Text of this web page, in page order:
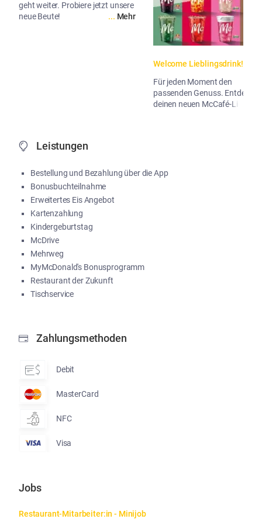
geht weiter. Probiere jetzt unsere
neue Beute!
... Mehr
Welcome Lieblingsdrink!
Für jeden Moment den
passenden Genuss. Entdecke
deinen neuen McCafé-Liebling!
Leistungen
Bestellung und Bezahlung über die App
Bonusbuchteilnahme
Erweitertes Eis Angebot
Kartenzahlung
Kindergeburtstag
McDrive
Mehrweg
MyMcDonald's Bonusprogramm
Restaurant der Zukunft
Tischservice
Zahlungsmethoden
Debit
MasterCard
NFC
Visa
Jobs
Restaurant-Mitarbeiter:in - Minijob